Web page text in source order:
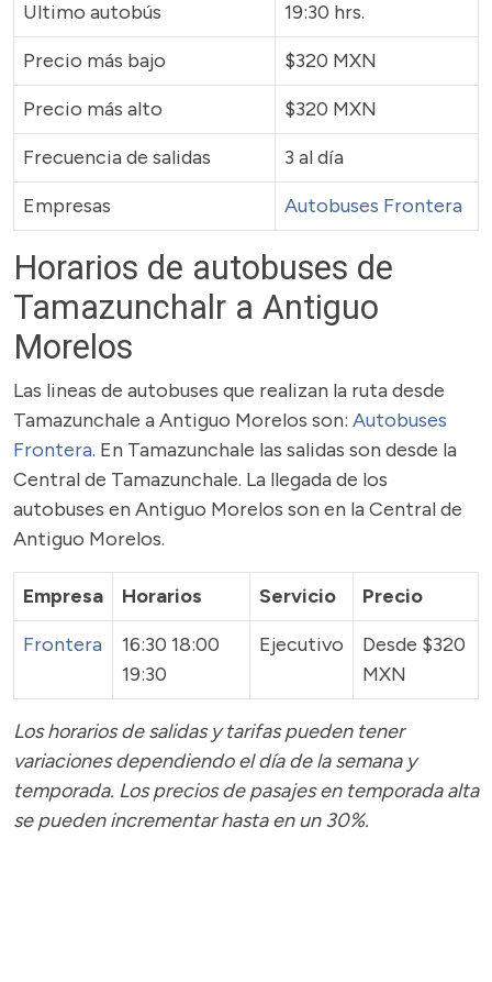
Ultimo autobús
19:30 hrs.
Precio más bajo
$320 MXN
Precio más alto
$320 MXN
Frecuencia de salidas
3 al día
Empresas
Autobuses Frontera
Horarios de autobuses de
Tamazunchalr a Antiguo
Morelos
Las lineas de autobuses que realizan la ruta desde
Tamazunchale a Antiguo Morelos son: Autobuses
Frontera. En Tamazunchale las salidas son desde la
Central de Tamazunchale. La llegada de los
autobuses en Antiguo Morelos son en la Central de
Antiguo Morelos.
Empresa Horarios Servicio
Precio
Frontera
16:30 18:00
19:30
Ejecutivo
Desde $320
MXN
Los horarios de salidas y tarifas pueden tener
variaciones dependiendo el día de la semana y
temporada. Los precios de pasajesen temporada alta
se pueden incrementar hasta en un 30%.